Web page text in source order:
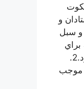
و
و سبل‌
نه براي
مصاديق و نمونه‌ها پس فهم عبارات و جملات در قرآن و روايات متكي بر نتايج علوم تجربي نخواهدبود.2.
موجب